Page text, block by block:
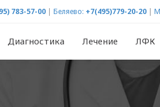
783-57-00 | Беляево: +7(495)779-20-20 |
Диагностика Лечение ЛФК